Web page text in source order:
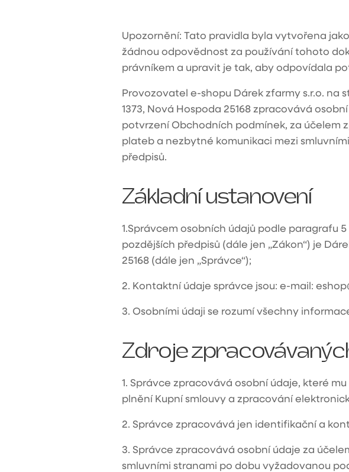
Upozornění: Tato pravidla byla vytvořena
žádnou odpovědnost za používání tohoto
právníkem a upravit je tak, aby odpovídala
Provozovatel e-shopu Dárek zfarmy s.r.o. na
1373, Nová Hospoda 25168zpracovává
potvrzení Obchodních podmínek, za účelem
plateb a nezbytné komunikaci mezi
předpisů.
Základní ustanovení
1.Správcem osobních údajů podle paragrafu
pozdějších předpisů (dále jen „Zákon“) je
25168(dále jen „Správce“);
2. Kontaktní údaje správce jsou: e-mail:
3. Osobními údaji se rozumí všechny
Zdroje
1. Správce zpracovává osobní údaje, které
plnění Kupní smlouvy a zpracování
2. Správce zpracovává jen identifikační a
3. Správce zpracovává osobní údaje za
smluvními stranami po dobu vyžadovanou